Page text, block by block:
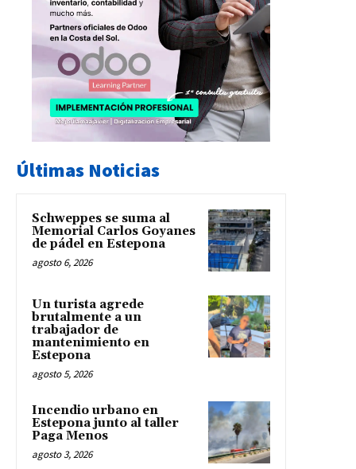
Últimas Noticias
Schweppes se suma al
Memorial Carlos Goyanes
de pádel en Estepona
agosto 6, 2026
Un turista agrede
brutalmente a un
trabajador de
mantenimiento en
Estepona
agosto 5, 2026
Incendio urbano en
Estepona junto al taller
Paga Menos
agosto 3, 2026